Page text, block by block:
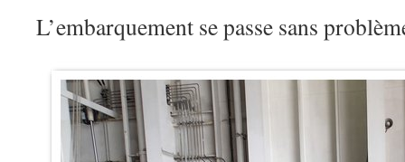
L’embarquement se passe sans